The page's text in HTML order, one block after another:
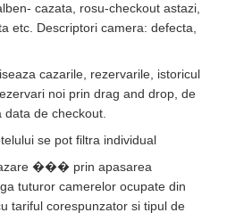
cazata, rosu-checkout astazi,
etc. Descriptori camera: defecta,
cazarile, rezervarile, istoricul
noi prin drag and drop, de
de checkout.
se pot filtra individual
��� prin apasarea
tuturor camerelor ocupate din
tariful corespunzator si tipul de